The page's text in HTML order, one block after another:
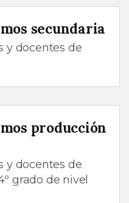
secundaria
y docentes de
producción
y docentes de
grado de nivel